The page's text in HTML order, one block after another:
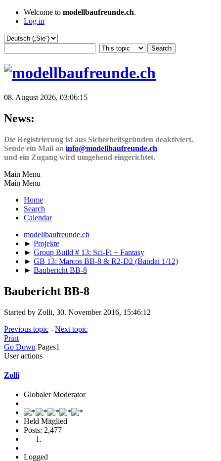
Welcome to modellbaufreunde.ch.
Log in
08. August 2026, 03:06:15
News:
Die Registrierung ist aus Sicherheitsgründen deaktiviert.
Sende ein Mail an info@modellbaufreunde.ch
und ein Zugang wird umgehend eingerichtet.
Main Menu
Main Menu
Home
Search
Calendar
modellbaufreunde.ch
► Projekte
► Group Build # 13: Sci-Fi + Fantasy
► GB 13: Marcos BB-8 & R2-D2 (Bandai 1/12)
► Baubericht BB-8
Baubericht BB-8
Started by Zolli, 30. November 2016, 15:46:12
Previous topic - Next topic
Print
Go Down Pages1
User actions
Zolli
Globaler Moderator
Held Mitglied
Posts: 2,477
Logged